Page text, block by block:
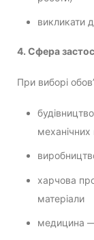
викликати
4. Сфера
При виборі
харчова
матеріали
медицина —